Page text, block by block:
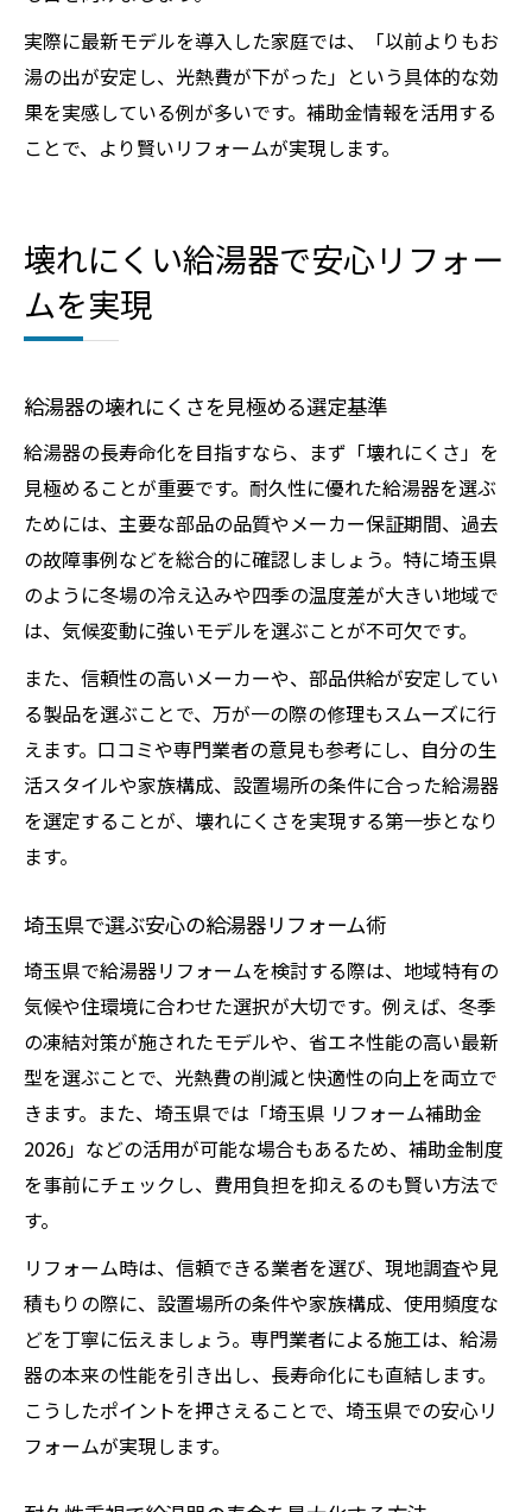
実際に最新モデルを導入した家庭では、「以前よりもお
湯の出が安定し、光熱費が下がった」という具体的な効
果を実感している例が多いです。補助金情報を活用する
ことで、より賢いリフォームが実現します。
壊れにくい給湯器で安心リフォー
ムを実現
給湯器の壊れにくさを見極める選定基準
給湯器の長寿命化を目指すなら、まず「壊れにくさ」を
見極めることが重要です。耐久性に優れた給湯器を選ぶ
ためには、主要な部品の品質やメーカー保証期間、過去
の故障事例などを総合的に確認しましょう。特に埼玉県
のように冬場の冷え込みや四季の温度差が大きい地域で
は、気候変動に強いモデルを選ぶことが不可欠です。
また、信頼性の高いメーカーや、部品供給が安定してい
る製品を選ぶことで、万が一の際の修理もスムーズに行
えます。口コミや専門業者の意見も参考にし、自分の生
活スタイルや家族構成、設置場所の条件に合った給湯器
を選定することが、壊れにくさを実現する第一歩となり
ます。
埼玉県で選ぶ安心の給湯器リフォーム術
埼玉県で給湯器リフォームを検討する際は、地域特有の
気候や住環境に合わせた選択が大切です。例えば、冬季
の凍結対策が施されたモデルや、省エネ性能の高い最新
型を選ぶことで、光熱費の削減と快適性の向上を両立で
きます。また、埼玉県では「埼玉県 リフォーム補助金
2026」などの活用が可能な場合もあるため、補助金制度
を事前にチェックし、費用負担を抑えるのも賢い方法で
す。
リフォーム時は、信頼できる業者を選び、現地調査や見
積もりの際に、設置場所の条件や家族構成、使用頻度な
どを丁寧に伝えましょう。専門業者による施工は、給湯
器の本来の性能を引き出し、長寿命化にも直結します。
こうしたポイントを押さえることで、埼玉県での安心リ
フォームが実現します。